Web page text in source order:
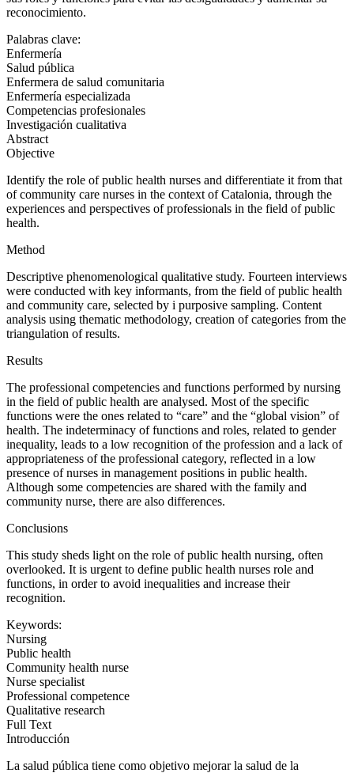
reconocimiento.
Palabras clave:
Enfermería
Salud pública
Enfermera de salud comunitaria
Enfermería especializada
Competencias profesionales
Investigación cualitativa
Abstract
Objective
Identify the role of public health nurses and differentiate it from that
of community care nurses in the context of Catalonia, through the
experiences and perspectives of professionals in the field of public
health.
Method
Descriptive phenomenological qualitative study. Fourteen interviews
were conducted with key informants, from the field of public health
and community care, selected by i purposive sampling. Content
analysis using thematic methodology, creation of categories from the
triangulation of results.
Results
The professional competencies and functions performed by nursing
in the field of public health are analysed. Most of the specific
functions were the ones related to “care” and the “global vision” of
health. The indeterminacy of functions and roles, related to gender
inequality, leads to a low recognition of the profession and a lack of
appropriateness of the professional category, reflected in a low
presence of nurses in management positions in public health.
Although some competencies are shared with the family and
community nurse, there are also differences.
Conclusions
This study sheds light on the role of public health nursing, often
overlooked. It is urgent to define public health nurses role and
functions, in order to avoid inequalities and increase their
recognition.
Keywords:
Nursing
Public health
Community health nurse
Nurse specialist
Professional competence
Qualitative research
Full Text
Introducción
La salud pública tiene como objetivo mejorar la salud de la